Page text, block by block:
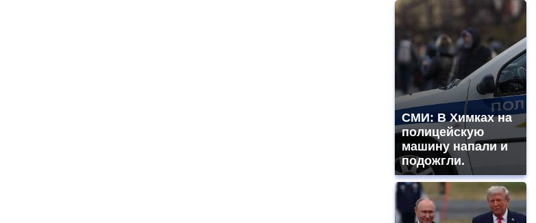
СМИ: В Химках на
полицейскую
машину напали и
подожгли.